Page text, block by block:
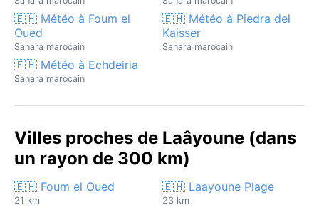
🇪🇭 Météo à Foum el
Oued
Sahara marocain
🇪🇭 Météo à Piedra del
Kaisser
Sahara marocain
🇪🇭 Météo à Echdeiria
Sahara marocain
Villes proches de Laâyoune (dans
un rayon de 300 km)
🇪🇭 Foum el Oued
21 km
🇪🇭 Laayoune Plage
23 km